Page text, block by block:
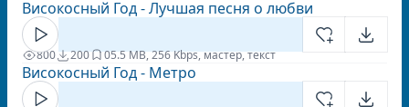
Високосный Год - Лучшая песня о любви
800 200 05.5 MB, 256 Kbps, мастер, текст
Високосный Год - Метро